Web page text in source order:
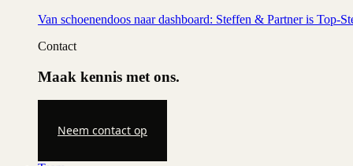
Van schoenendoos naar dashboard: Steffen & Partner is Top-
Contact
Maak kennis met ons.
Neem contact op